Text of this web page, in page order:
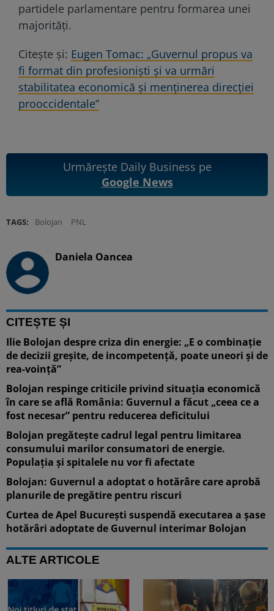
partidele parlamentare pentru formarea unei
majorităţi.
Citește și: Eugen Tomac: „Guvernul propus va
fi format din profesioniști și va urmări
stabilitatea economică și menținerea direcției
prooccidentale”
Urmărește Daily Business pe
Google News
TAGS: Bolojan PNL
Daniela Oancea
CITEȘTE ȘI
Ilie Bolojan despre criza din energie: „E o combinație
de decizii greșite, de incompetență, poate uneori și de
rea-voință”
Bolojan respinge criticile privind situația economică
în care se află România: Guvernul a făcut „ceea ce a
fost necesar” pentru reducerea deficitului
Bolojan pregătește cadrul legal pentru limitarea
consumului marilor consumatori de energie.
Populația și spitalele nu vor fi afectate
Bolojan: Guvernul a adoptat o hotărâre care aprobă
planurile de pregătire pentru riscuri
Curtea de Apel București suspendă executarea a șase
hotărâri adoptate de Guvernul interimar Bolojan
ALTE ARTICOLE